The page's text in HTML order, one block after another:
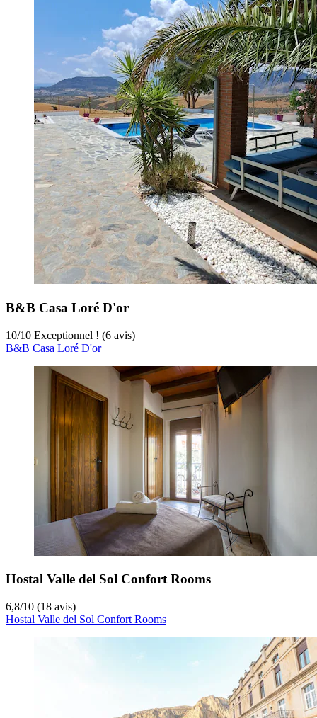
B&B Casa Loré D'or
10/10 Exceptionnel ! (6 avis)
B&B Casa Loré D'or
Hostal Valle del Sol Confort Rooms
6,8/10 (18 avis)
Hostal Valle del Sol Confort Rooms